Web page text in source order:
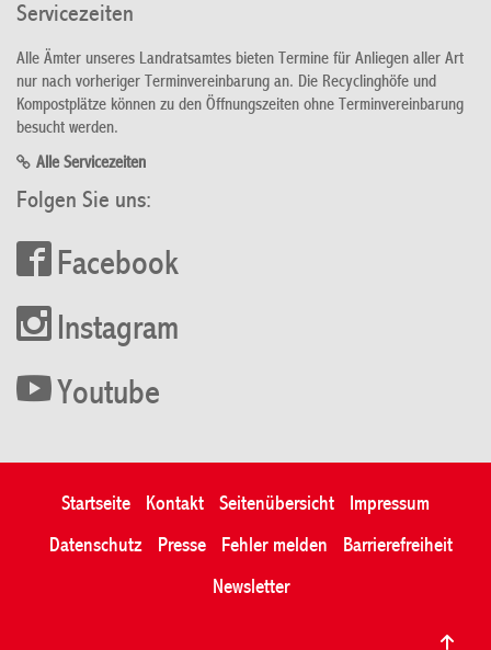
Servicezeiten
Alle Ämter unseres Landratsamtes bieten Termine für Anliegen aller Art
nur nach vorheriger Terminvereinbarung an. Die Recyclinghöfe und
Kompostplätze können zu den Öffnungszeiten ohne Terminvereinbarung
besucht werden.
Alle Servicezeiten
Folgen Sie uns:
Facebook
Instagram
Youtube
Startseite Kontakt Seitenübersicht
Impressum
Datenschutz
Presse Fehler melden
Barrierefreiheit
Newsletter